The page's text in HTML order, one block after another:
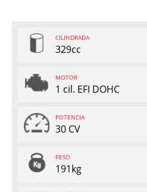
CILINDRADA
329cc
MOTOR
1 cil. EFI DOHC
POTENCIA
30 CV
PESO
191kg